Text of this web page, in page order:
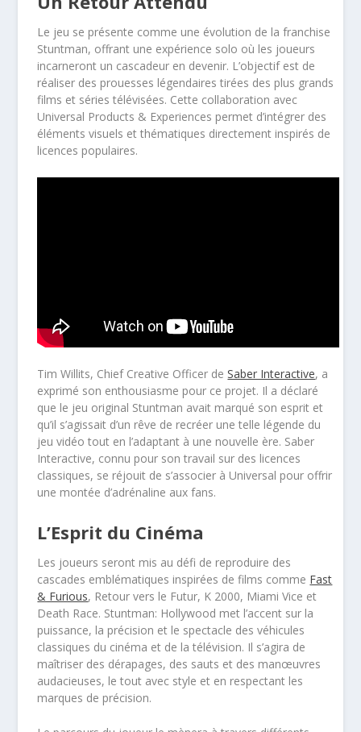
Le jeu se présente comme une évolution de la franchise
Stuntman, offrant une expérience solo où les joueurs
incarneront un cascadeur en devenir. L’objectif est de
réaliser des prouesses légendaires tirées des plus grands
films et séries télévisées. Cette collaboration avec
Universal Products & Experiences permet d’intégrer des
éléments visuels et thématiques directement inspirés de
licences populaires.
Tim Willits, Chief Creative Officer deSaber Interactive, a
exprimé son enthousiasme pour ce projet. Il a déclaré
que le jeu original Stuntman avait marqué son esprit et
qu’il s’agissait d’un rêve de recréer une telle légende du
jeu vidéo tout en l’adaptant à une nouvelle ère. Saber
Interactive, connu pour son travail sur des licences
classiques, se réjouit de s’associer à Universal pour offrir
une montée d’adrénaline aux fans.
L’Esprit du Cinéma
Les joueurs seront mis au défi de reproduire des
cascades emblématiques inspirées de films comme Fast
& Furious, Retour vers le Futur, K 2000, Miami Vice et
Death Race. Stuntman: Hollywood met l’accent sur la
puissance, la précision et le spectacle des véhicules
classiques du cinéma et de la télévision. Il s’agira de
maîtriser des dérapages, des sauts et des manœuvres
audacieuses, le tout avec style et en respectant les
marques de précision.